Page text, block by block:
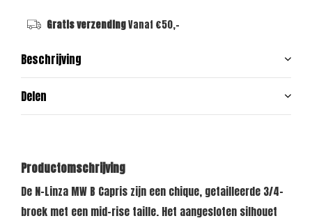
Gratis verzendingVanaf €50,-
Beschrijving
Delen
Productomschrijving
De N-Linza MW B Capris zijn een chique, getailleerde 3/4-
broek met een mid-rise taille. Het aangesloten silhouet